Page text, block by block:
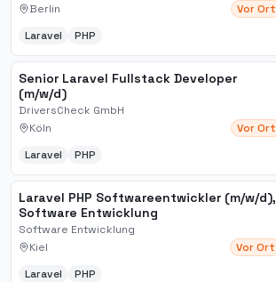
Berlin
Vor Ort
Laravel PHP
Senior Laravel Fullstack Developer
(m/w/d)
DriversCheck GmbH
Köln
Vor Ort
Laravel PHP
Laravel PHP Softwareentwickler (m/w/d),
Software Entwicklung
Software Entwicklung
Kiel
Vor Ort
Laravel PHP